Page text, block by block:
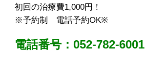
初回の治療費1,000円！
※予約制 電話予約OK※
電話番号：052-782-6001